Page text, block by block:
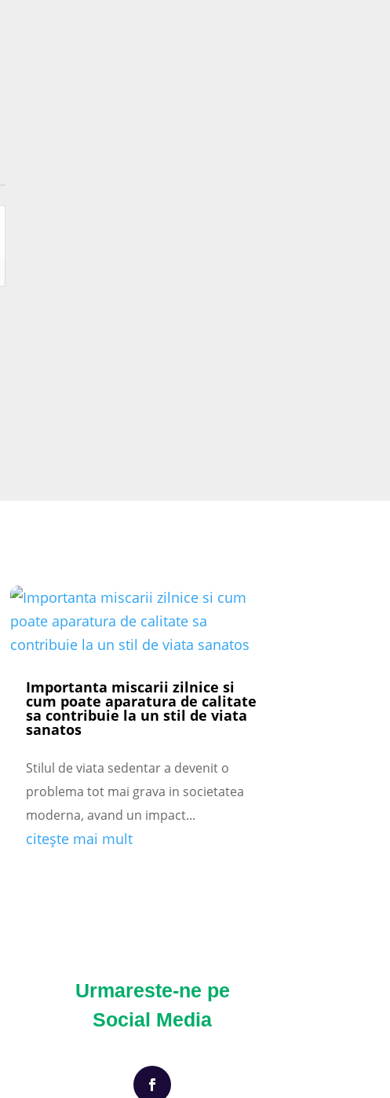
Importanta miscarii zilnice si
cum poate aparatura de calitate
sa contribuie la un stil de viata
sanatos
Stilul de viata sedentar a devenit o
problema tot mai grava in societatea
moderna, avand un impact...
citește mai mult
Urmareste-ne pe
Social Media